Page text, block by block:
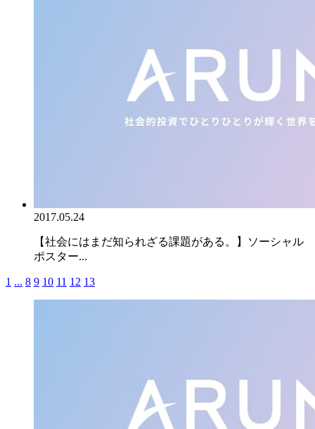
2017.05.24
【社会にはまだ知られざる課題がある。】ソーシャル
ポスター...
1 ... 8 9 10 11 12 13